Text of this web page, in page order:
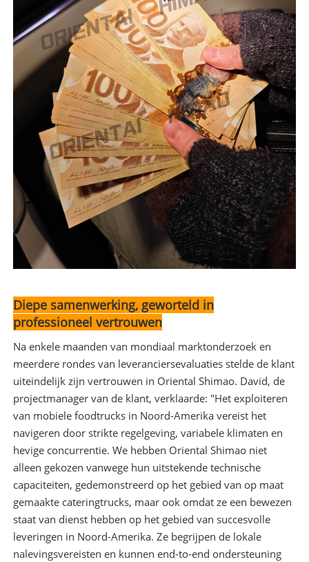
Diepe samenwerking, geworteld in
professioneel vertrouwen
Na enkele maanden van mondiaal marktonderzoek en
meerdere rondes van leveranciersevaluaties stelde de klant
uiteindelijk zijn vertrouwen in Oriental Shimao. David, de
projectmanager van de klant, verklaarde: "Het exploiteren
van mobiele foodtrucks in Noord-Amerika vereist het
navigeren door strikte regelgeving, variabele klimaten en
hevige concurrentie. We hebben Oriental Shimao niet
alleen gekozen vanwege hun uitstekende technische
capaciteiten, gedemonstreerd op het gebied van op maat
gemaakte cateringtrucks, maar ook omdat ze een bewezen
staat van dienst hebben op het gebied van succesvolle
leveringen in Noord-Amerika. Ze begrijpen de lokale
nalevingsvereisten en kunnen end-to-end ondersteuning